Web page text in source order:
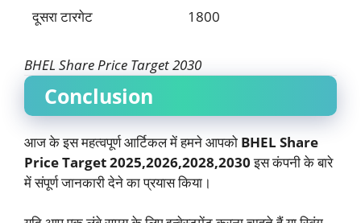
दूसरा टारगेट
1800
BHEL Share Price Target 2030
Conclusion
आज के इस महत्वपूर्ण आर्टिकल में हमने आपको BHEL Share
Price Target 2025,2026,2028,2030इस कंपनी के बारे
में संपूर्ण जानकारी देने का प्रयास किया।